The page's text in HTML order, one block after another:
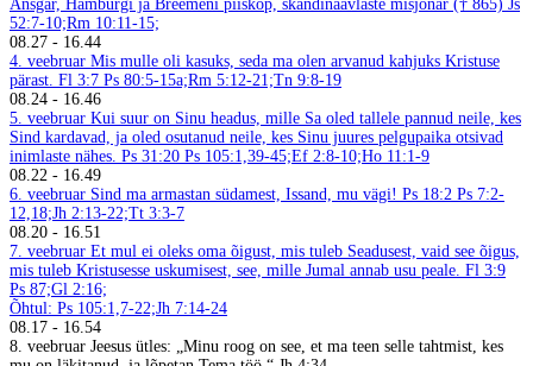
Ansgar, Hamburgi ja Breemeni piiskop, skandinaavlaste misjonär († 865) Js
52:7-10;Rm 10:11-15;
08.27 - 16.44
4. veebruar Mis mulle oli kasuks, seda ma olen arvanud kahjuks Kristuse
pärast. Fl 3:7 Ps 80:5-15a;Rm 5:12-21;Tn 9:8-19
08.24 - 16.46
5. veebruar Kui suur on Sinu headus, mille Sa oled tallele pannud neile, kes
Sind kardavad, ja oled osutanud neile, kes Sinu juures pelgupaika otsivad
inimlaste nähes. Ps 31:20 Ps 105:1,39-45;Ef 2:8-10;Ho 11:1-9
08.22 - 16.49
6. veebruar Sind ma armastan südamest, Issand, mu vägi! Ps 18:2 Ps 7:2-
12,18;Jh 2:13-22;Tt 3:3-7
08.20 - 16.51
7. veebruar Et mul ei oleks oma õigust, mis tuleb Seadusest, vaid see õigus,
mis tuleb Kristusesse uskumisest, see, mille Jumal annab usu peale. Fl 3:9
Ps 87;Gl 2:16;
Õhtul: Ps 105:1,7-22;Jh 7:14-24
08.17 - 16.54
8. veebruar Jeesus ütles: „Minu roog on see, et ma teen selle tahtmist, kes